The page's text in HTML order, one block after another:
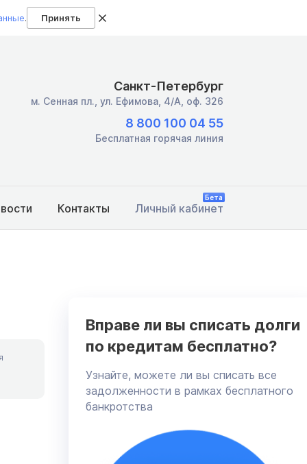
. Принять
Санкт-Петербург
м. Сенная пл., ул. Ефимова, 4/А, оф. 326
8 800 100 04 55
Бесплатная горячая линия
Контакты Личный кабинет
Бета
Вправе ли вы списать долги
по кредитам бесплатно?
Узнайте, можете ли вы списать все
задолженности в рамках бесплатного
банкротства